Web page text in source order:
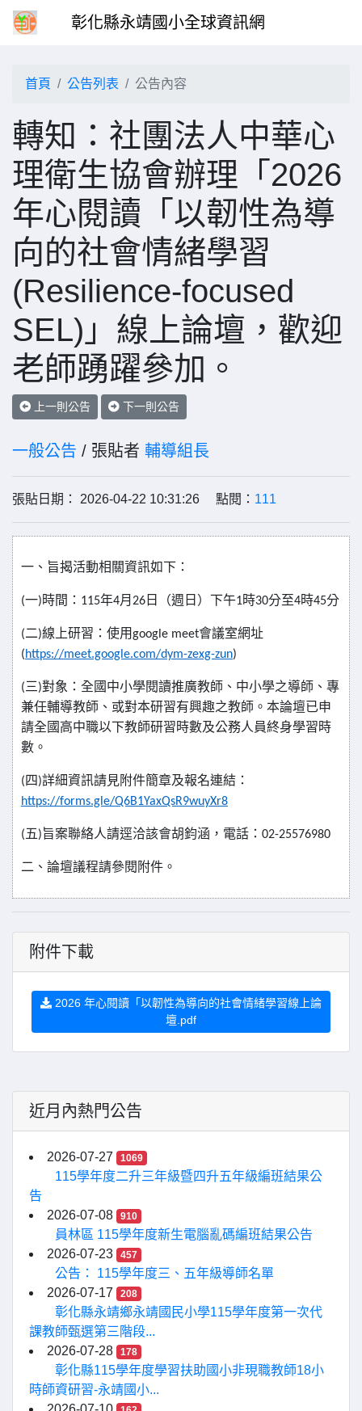
彰化縣永靖國小全球資訊網
首頁 公告列表 公告內容
轉知：社團法人中華心
理衛生協會辦理「2026
年心閱讀「以韌性為導
向的社會情緒學習
(Resilience-focused
SEL)」線上論壇，歡迎
老師踴躍參加。
上一則公告 下一則公告
一般公告 / 張貼者 輔導組長
張貼日期： 2026-04-22 10:31:26 點閱： 111
一、旨揭活動相關資訊如下：
(一)時間： 115年4月 26 日（週日）下午1時30分至4時45分
(二)線上研習：使用google meet會議室網址
(https://meet.google.com/dym-zexg-zun)
(三)對象：全國中小學閱讀推廣教師、中小學之導師、專
兼任輔導教師、或對本研習有興趣之教師。本論壇已申
請全國高中職以下教師研習時數及公務人員終身學習時
數。
(四)詳細資訊請見附件簡章及報名連結：
https://forms.gle/Q6B1YaxQsR9wuyXr8
(五)旨案聯絡人請逕洽該會胡鈞涵，電話： 02-25576980
二、論壇議程請參閱附件。
附件下載
2026 年心閱讀「以韌性為導向的社會情緒學習線上論
壇.pdf
近月內熱門公告
2026-07-27 1069
115學年度二升三年級暨四升五年級編班結果公
告
2026-07-08
910
員林區 115學年度新生電腦亂碼編班結果公告
2026-07-23
457
公告： 115學年度三、五年級導師名單
2026-07-17
208
彰化縣永靖鄉永靖國民小學115學年度第一次代
課教師甄選第三階段...
2026-07-28
178
彰化縣115學年度學習扶助國小非現職教師18小
時師資研習-永靖國小...